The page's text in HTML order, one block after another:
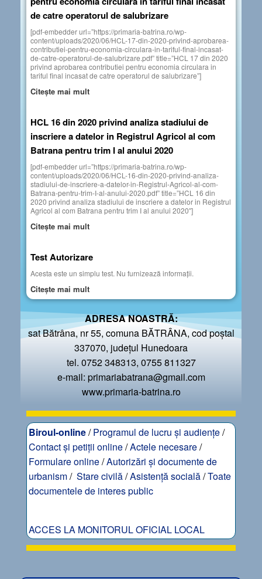
de catre operatorul de salubrizare
[pdf-embedder url=”https://primaria-batrina.ro/wp-
content/uploads/2020/06/HCL-17-din-2020-privind-aprobarea-
contributiei-pentru-economia-circulara-in-tariful-final-incasat-
de-catre-operatorul-de-salubrizare.pdf” title=”HCL 17 din 2020
privind aprobarea contributiei pentru economia circulara in
tariful final incasat de catre operatorul de salubrizare”]
Citește mai mult
HCL 16 din 2020 privind analiza stadiului de
inscriere a datelor in Registrul Agricol al com
Batrana pentru trim I al anului 2020
[pdf-embedder url=”https://primaria-batrina.ro/wp-
content/uploads/2020/06/HCL-16-din-2020-privind-analiza-
stadiului-de-inscriere-a-datelor-in-Registrul-Agricol-al-com-
Batrana-pentru-trim-I-al-anului-2020.pdf” title=”HCL 16 din
2020 privind analiza stadiului de inscriere a datelor in Registrul
Agricol al com Batrana pentru trim I al anului 2020″]
Citește mai mult
Test Autorizare
Acesta este un simplu test. Nu furnizează informații.
Citește mai mult
ADRESA NOASTRĂ:
sat Bătrâna, nr 55, comuna BĂTRÂNA, cod poștal
337070, județul Hunedoara
tel. 0752 348313, 0755 811327
e-mail: primariabatrana@gmail.com
www.primaria-batrina.ro
Biroul-online/Programul de lucru și audiențe/
Contact și petiții online/Actele necesare/
Formulare online/Autorizări și documente de
urbanism/ Stare civilă/Asistență socială/Toate
documentele de interes public
ACCES LA MONITORUL OFICIAL LOCAL